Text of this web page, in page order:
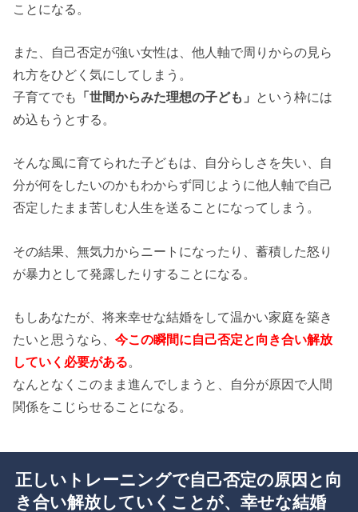
ことになる。
また、自己否定が強い女性は、他人軸で周りからの見ら
れ方をひどく気にしてしまう。
子育てでも
「世間からみた理想の子ども」 という枠には
め込もうとする。
そんな風に育てられた子どもは、自分らしさを失い、自
分が何をしたいのかもわからず同じように他人軸で自己
否定したまま苦しむ人生を送ることになってしまう。
その結果、無気力からニートになったり、蓄積した怒り
が暴力として発露したりすることになる。
もしあなたが、将来幸せな結婚をして温かい家庭を築き
たいと思うなら、今この瞬間に自己否定と向き合い解放
していく必要がある。
なんとなくこのまま進んでしまうと、自分が原因で人間
関係をこじらせることになる。
正しいトレーニングで自己否定の原因と向
き合い解放していくことが、幸せな結婚